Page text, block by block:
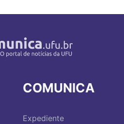
COMUNICA
Expediente